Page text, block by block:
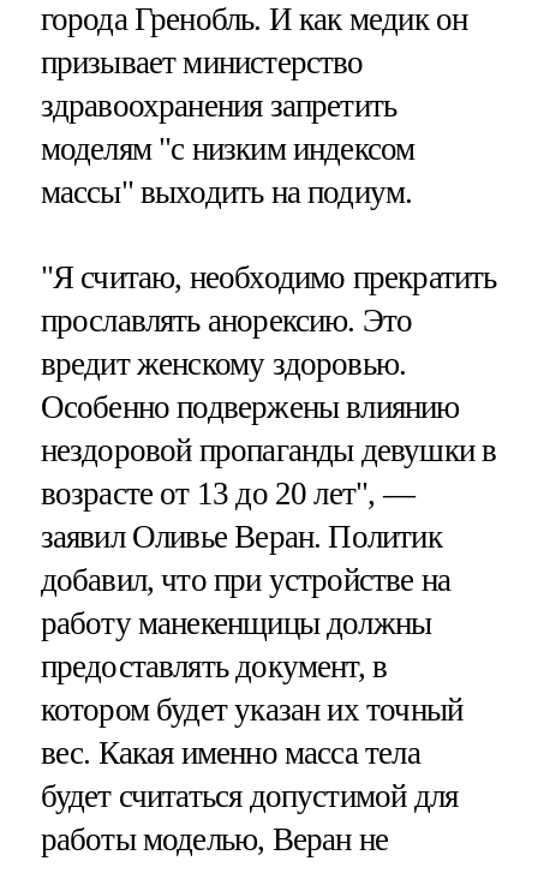
города Гренобль. И как медик он
призывает министерство
здравоохранения запретить
моделям "с низким индексом
массы" выходить на подиум.
"Я считаю, необходимо прекратить
прославлять анорексию. Это
вредит женскому здоровью.
Особенно подвержены влиянию
нездоровой пропаганды девушки в
возрасте от 13 до 20 лет", —
заявил Оливье Веран. Политик
добавил, что при устройстве на
работу манекенщицы должны
предоставлять документ, в
котором будет указан их точный
вес. Какая именно масса тела
будет считаться допустимой для
работы моделью, Веран не